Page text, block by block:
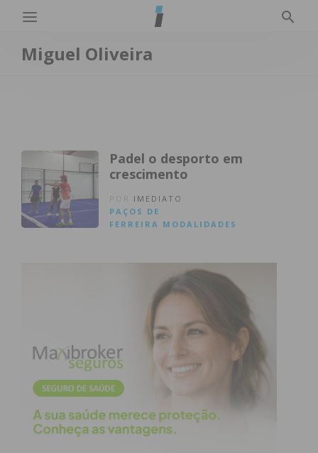
Miguel Oliveira
Padel o desporto em
crescimento
IMEDIATO
PAÇOS DE
FERREIRA MODALIDADES